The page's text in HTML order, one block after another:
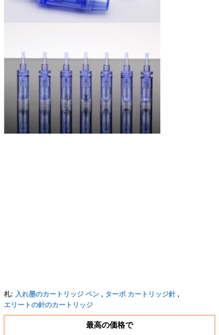
札: 入れ墨のカートリッジ ペン , ターボ カートリッジ針 ,
エリートの針のカートリッジ
最高の価格で